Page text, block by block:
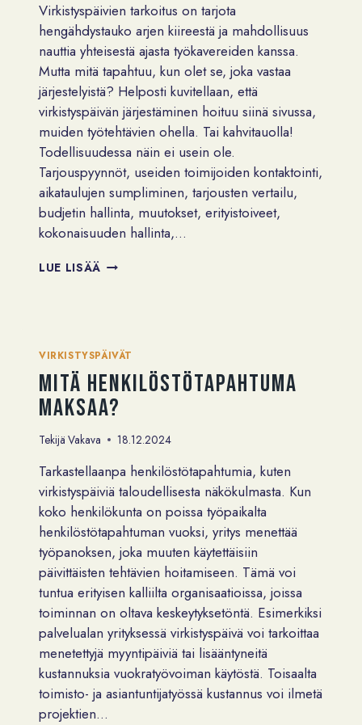
Virkistyspäivien tarkoitus on tarjota
hengähdystauko arjen kiireestä ja mahdollisuus
nauttia yhteisestä ajasta työkavereiden kanssa.
Mutta mitä tapahtuu, kun olet se, joka vastaa
järjestelyistä? Helposti kuvitellaan, että
virkistyspäivän järjestäminen hoituu siinä sivussa,
muiden työtehtävien ohella. Tai kahvitauolla!
Todellisuudessa näin ei usein ole.
Tarjouspyynnöt, useiden toimijoiden kontaktointi,
aikataulujen sumpliminen, tarjousten vertailu,
budjetin hallinta, muutokset, erityistoiveet,
kokonaisuuden hallinta,…
LUE LISÄÄ ONKO
HÄNELLE,
JOKA
JÄRJESTÄÄ?
VIRKISTYSPÄIVÄT
Mitä henkilöstötapahtuma
maksaa?
Tekijä Vakava 18.12.2024
Tarkastellaanpa henkilöstötapahtumia, kuten
virkistyspäiviä taloudellisesta näkökulmasta. Kun
koko henkilökunta on poissa työpaikalta
henkilöstötapahtuman vuoksi, yritys menettää
työpanoksen, joka muuten käytettäisiin
päivittäisten tehtävien hoitamiseen. Tämä voi
tuntua erityisen kalliilta organisaatioissa, joissa
toiminnan on oltava keskeytyksetöntä. Esimerkiksi
palvelualan yrityksessä virkistyspäivä voi tarkoittaa
menetettyjä myyntipäiviä tai lisääntyneitä
kustannuksia vuokratyövoiman käytöstä. Toisaalta
toimisto- ja asiantuntijatyössä kustannus voi ilmetä
projektien…